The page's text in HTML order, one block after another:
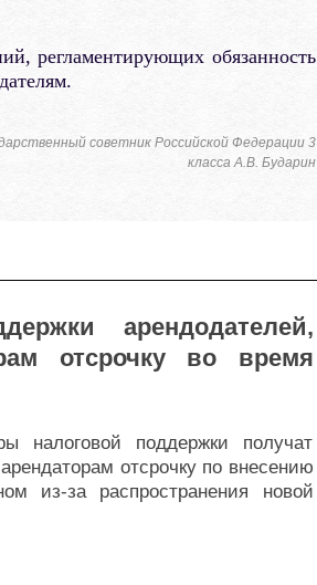
регламентирующих обязанность
советник Российской Федерации 3
класса А.В. Бударин
арендодателей,
отсрочку во время
налоговой поддержки получат
отсрочку по внесению
из-за распространения новой